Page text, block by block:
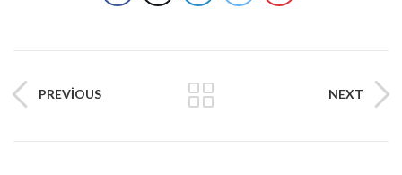
PREVIOUS NEXT